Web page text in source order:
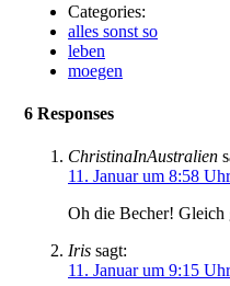
Categories:
alles sonst so
leben
moegen
6 Responses
ChristinaInAustralien
11. Januar um 8:58 Uhr
Oh die Becher!
Iris sagt:
11. Januar um 9:15 Uhr